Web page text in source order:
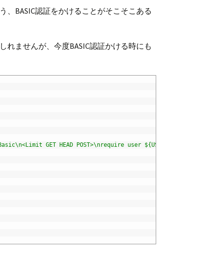
BASIC認証をかけることがそこそこある
ませんが、今度BASIC認証かける時にも
GET HEAD POST>\nrequire user ${USER_NAME}\n</